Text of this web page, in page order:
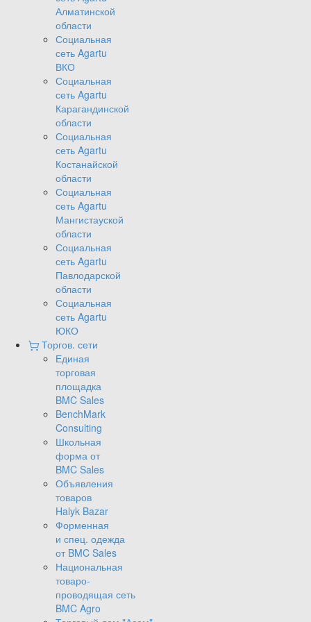
Алматинской
области
Социальная
сеть Agartu
ВКО
Социальная
сеть Agartu
Карагандинской
области
Социальная
сеть Agartu
Костанайской
области
Социальная
сеть Agartu
Мангистауской
области
Социальная
сеть Agartu
Павлодарской
области
Социальная
сеть Agartu
ЮКО
Торгов. сети
Единая
торговая
площадка
BMC Sales
BenchMark
Consulting
Школьная
форма от
BMC Sales
Объявления
товаров
Halyk Bazar
Форменная
и спец. одежда
от BMC Sales
Национальная
товаро-
проводящая сеть
BMC Agro